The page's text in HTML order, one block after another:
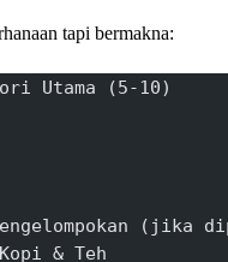
tapi bermakna:
Utama (5-10)
(jika
& Teh